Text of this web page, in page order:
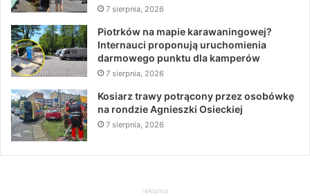
7 sierpnia, 2026
Piotrków na mapie karawaningowej?
Internauci proponują uruchomienia
darmowego punktu dla kamperów
7 sierpnia, 2026
Kosiarz trawy potrącony przez osobówkę
na rondzie Agnieszki Osieckiej
7 sierpnia, 2026
reklama